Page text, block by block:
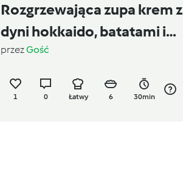
Rozgrzewająca zupa krem z
dyni hokkaido, batatami i
imbirem
przezGość
1 0 Łatwy 6 30min